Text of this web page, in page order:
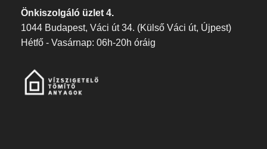
Önkiszolgáló üzlet 4.
1044 Budapest, Váci út 34. (Külső Váci út, Újpest)
Hétfő - Vasárnap: 06h-20h óráig